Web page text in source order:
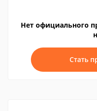
Нет официального
Стать